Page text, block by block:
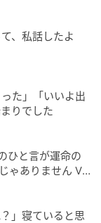
、私話したよ
た」「いいよ出
りでした
ひと言が運命の
ゃありません Vo
」寝ていると思